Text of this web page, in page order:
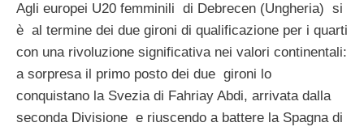
Agli europei U20 femminili di Debrecen (Ungheria) si
è al termine dei due gironi di qualificazione per i quarti
con una rivoluzione significativa nei valori continentali:
a sorpresa il primo posto dei due gironi lo
conquistano la Svezia di Fahriay Abdi, arrivata dalla
seconda Divisione e riuscendo a battere la Spagna di